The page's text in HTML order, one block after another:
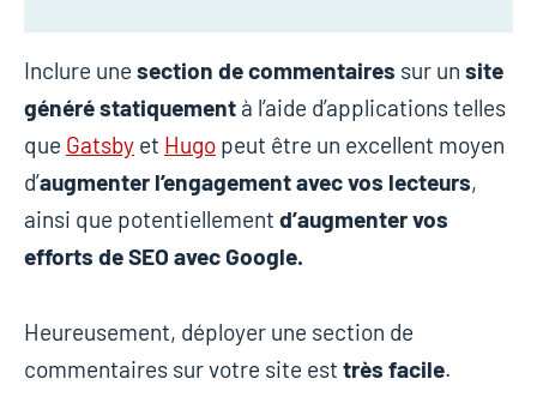
Inclure une section de commentaires sur un site
généré statiquement à l’aide d’applications telles
que Gatsby et Hugo peut être un excellent moyen
d’augmenter l’engagement avec vos lecteurs,
ainsi que potentiellement d’augmenter vos
efforts de SEO avec Google.
Heureusement, déployer une section de
commentaires sur votre site est très facile.